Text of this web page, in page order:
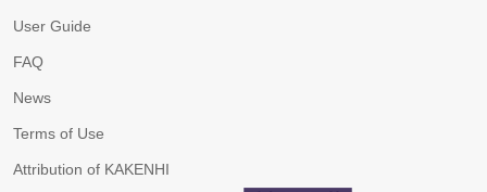
User Guide
FAQ
News
Terms of Use
Attribution of KAKENHI